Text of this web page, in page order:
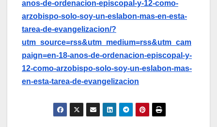
anos-de-ordenacion-episcopal-y-12-como-
arzobispo-solo-soy-un-eslabon-mas-en-esta-
tarea-de-evangelizacion/?
utm_source=rss&utm_medium=rss&utm_cam
paign=en-18-anos-de-ordenacion-episcopal-y-
12-como-arzobispo-solo-soy-un-eslabon-mas-
en-esta-tarea-de-evangelizacion